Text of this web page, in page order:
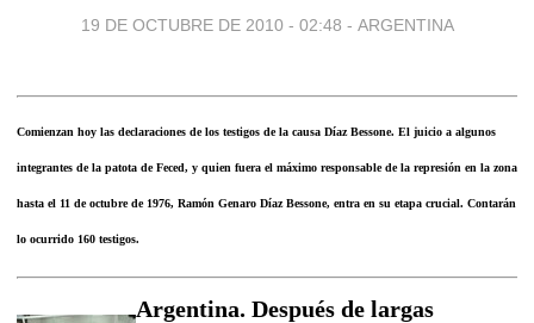
19 DE OCTUBRE DE 2010 - 02:48 - ARGENTINA
Comienzan hoy las declaraciones de los testigos de la causa Díaz Bessone. El juicio a algunos
integrantes de la patota de Feced, y quien fuera el máximo responsable de la represión en la zona
hasta el 11 de octubre de 1976, Ramón Genaro Díaz Bessone, entra en su etapa crucial. Contarán
lo ocurrido 160 testigos.
Argentina. Después de largas